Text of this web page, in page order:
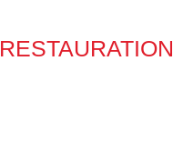
RESTAURATION